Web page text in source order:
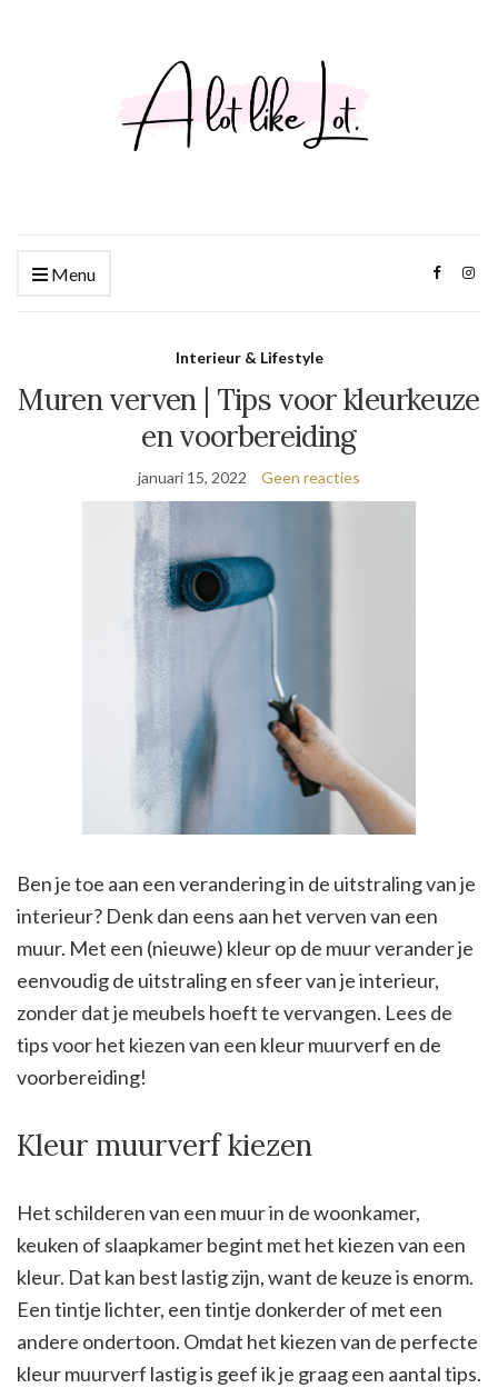
Menu
Interieur & Lifestyle
Muren verven | Tips voor kleurkeuze
en voorbereiding
januari 15, 2022 Geen reacties
Ben je toe aan een verandering in de uitstraling van je
interieur? Denk dan eens aan het verven van een
muur. Met een (nieuwe) kleur op de muur verander je
eenvoudig de uitstraling en sfeer van je interieur,
zonder dat je meubels hoeft te vervangen. Lees de
tips voor het kiezen van een kleur muurverf en de
voorbereiding!
Kleur muurverf kiezen
Het schilderen van een muur in de woonkamer,
keuken of slaapkamer begint met het kiezen van een
kleur. Dat kan best lastig zijn, want de keuze is enorm.
Een tintje lichter, een tintje donkerder of met een
andere ondertoon. Omdat het kiezen van de perfecte
kleur muurverf lastig is geef ik je graag een aantal tips.